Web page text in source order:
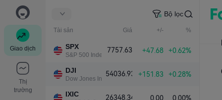
Giao dịch
Thị
trường
Bộ lọc
Tài sản Giá +/- %
SPX
S&P 500 Index
7757.63 +47.68 +0.62%
DJI
Dow Jones Industrial Average
54036.93 +151.83 +0.28%
IXIC 26348.34 0.00 0.00%